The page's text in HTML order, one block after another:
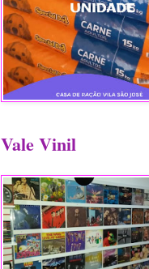
Vale Vinil